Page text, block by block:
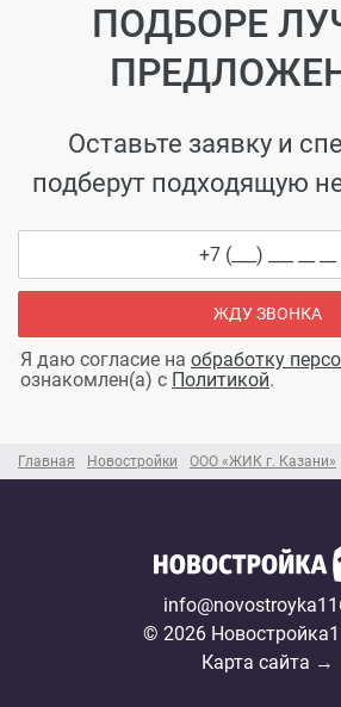
Главная Новостройки ООО «ЖИК г. Казани»
ПОДБОРЕ
Оставьте заявку и
подберут подходящую
ЖДУ ЗВОНКА
Я даю согласие на обработку
ознакомлен(а) с Политикой.
© 2026
Карта сайта →